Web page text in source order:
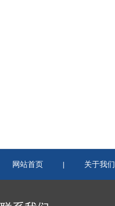
网站首页 | 关于我们